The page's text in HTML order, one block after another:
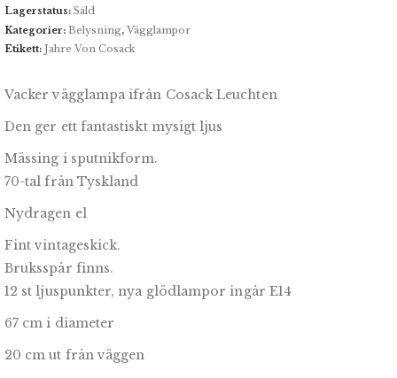
Lagerstatus: Såld
Kategorier: Belysning, Vägglampor
Etikett: Jahre Von Cosack
Vacker vägglampa ifrån Cosack Leuchten
Den ger ett fantastiskt mysigt ljus
Mässing i sputnikform.
70-tal från Tyskland
Nydragen el
Fint vintageskick.
Bruksspår finns.
12 st ljuspunkter, nya glödlampor ingår E14
67 cm i diameter
20 cm ut från väggen